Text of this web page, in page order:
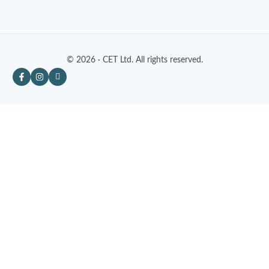
© 2026 · CET Ltd. All rights reserved.